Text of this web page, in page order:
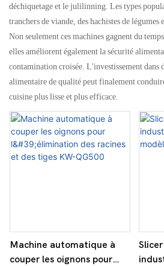
déchiquetage et le julilinning. Les types
tranchers de viande, des hachistes de légumes
Non seulement ces machines gagnent du
elles améliorent également la sécurité
contamination croisée. L'investissement dans
alimentaire de qualité peut finalement
cuisine plus lisse et plus efficace.
Machine automatique à
couper les oignons pour